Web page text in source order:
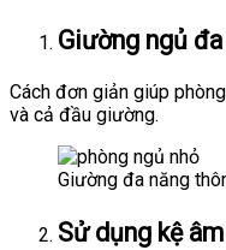
Giường ngủ
Cách đơn giản giúp
và cả đầu giường.
Giường đa năng
Sử dụng kệ